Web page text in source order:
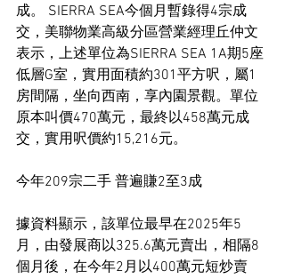
成。 SIERRA SEA今個月暫錄得4宗成
交，美聯物業高級分區營業經理丘仲文
表示，上述單位為SIERRA SEA 1A期5座
低層G室，實用面積約301平方呎，屬1
房間隔，坐向西南，享內園景觀。單位
原本叫價470萬元，最終以458萬元成
交，實用呎價約15,216元。
今年209宗二手 普遍賺2至3成
據資料顯示，該單位最早在2025年5
月，由發展商以325.6萬元賣出，相隔8
個月後，在今年2月以400萬元短炒賣